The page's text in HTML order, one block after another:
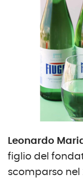
Leonardo
figlio del
scomparso nel